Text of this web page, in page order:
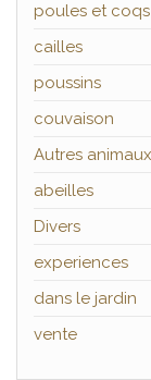
poules et coqs
cailles
poussins
couvaison
Autres animaux
abeilles
Divers
experiences
dans le jardin
vente